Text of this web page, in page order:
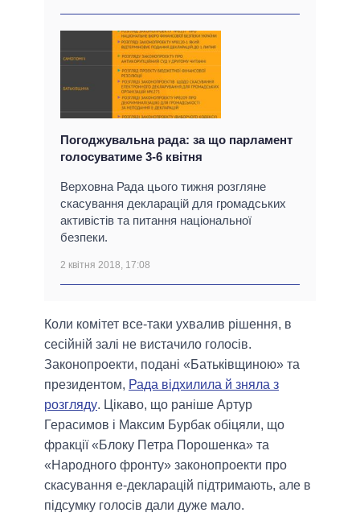
Погоджувальна рада: за що парламент
голосуватиме 3-6 квітня
Верховна Рада цього тижня розгляне
скасування декларацій для громадських
активістів та питання національної
безпеки.
2 квітня 2018, 17:08
Коли комітет все-таки ухвалив рішення, в
сесійній залі не вистачило голосів.
Законопроекти, подані «Батьківщиною» та
президентом, Рада відхилила й зняла з
розгляду. Цікаво, що раніше Артур
Герасимов і Максим Бурбак обіцяли, що
фракції «Блоку Петра Порошенка» та
«Народного фронту» законопроекти про
скасування е-декларацій підтримають, але в
підсумку голосів дали дуже мало.